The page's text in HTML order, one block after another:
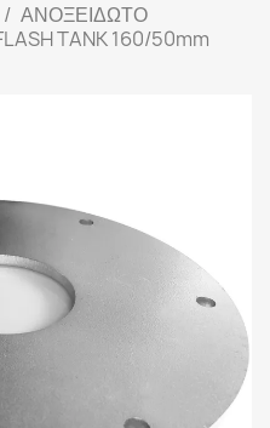
ΑΝΟΞΕΙΔΩΤΟ
TANK 160/50mm